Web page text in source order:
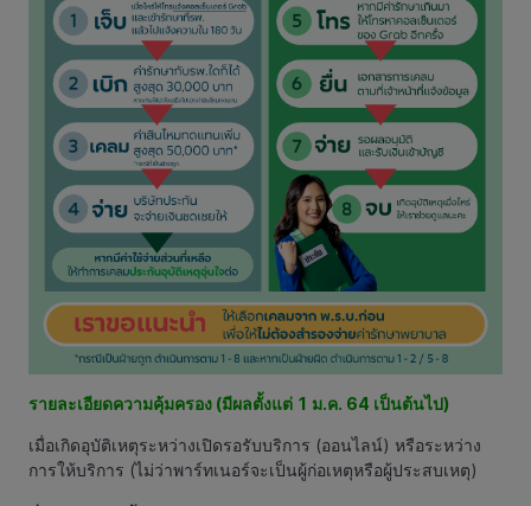
รายละเอียดความคุ้มครอง (มีผลตั้งแต่ 1 ม.ค. 64 เป็นต้นไป)
เมื่อเกิดอุบัติเหตุระหว่างเปิดรอรับบริการ (ออนไลน์) หรือระหว่าง
การให้บริการ (ไม่ว่าพาร์ทเนอร์จะเป็นผู้ก่อเหตุหรือผู้ประสบเหตุ)